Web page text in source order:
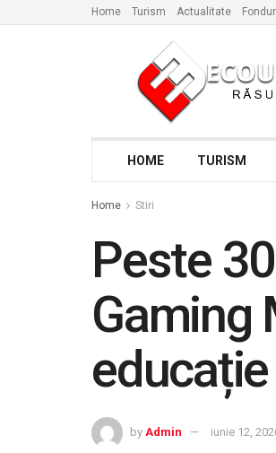
Home Turism Actualitate
HOME TURISM
Home Stiri
Peste
Gaming
by Admin iunie 12,